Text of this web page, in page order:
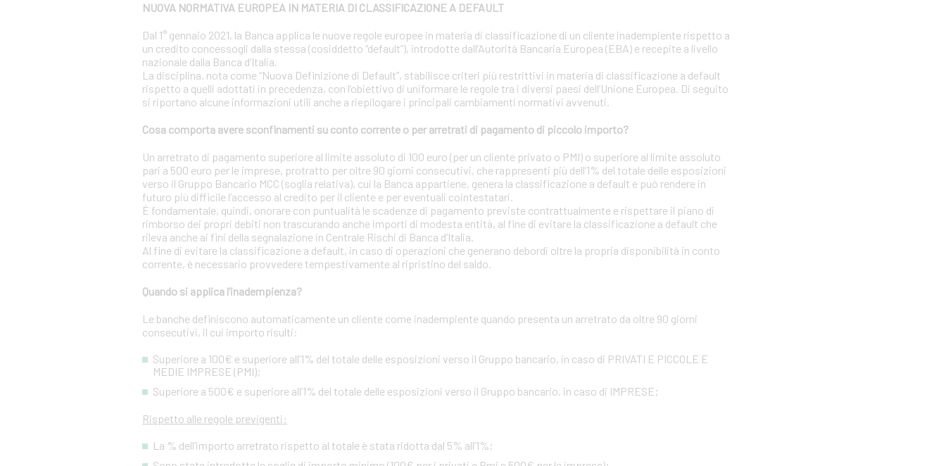
NUOVA NORMATIVA EUROPEA IN MATERIA DI CLASSIFICAZIONE A DEFAULT
Dal 1° gennaio 2021, la Banca applica le nuove regole europee in materia di classificazione di un cliente inadempiente rispetto a
un credito concessogli dalla stessa (cosiddetto “default”), introdotte dall’Autorità Bancaria Europea (EBA) e recepite a livello
nazionale dalla Banca d’Italia.
La disciplina, nota come “Nuova Definizione di Default”, stabilisce criteri più restrittivi in materia di classificazione a default
rispetto a quelli adottati in precedenza, con l’obiettivo di uniformare le regole tra i diversi paesi dell’Unione Europea. Di seguito
si riportano alcune informazioni utili anche a riepilogare i principali cambiamenti normativi avvenuti.
Cosa comporta avere sconfinamenti su conto corrente o per arretrati di pagamento di piccolo importo?
Un arretrato di pagamento superiore al limite assoluto di 100 euro (per un cliente privato o PMI) o superiore al limite assoluto
pari a 500 euro per le imprese, protratto per oltre 90 giorni consecutivi, che rappresenti più dell’1% del totale delle esposizioni
verso il Gruppo Bancario MCC (soglia relativa), cui la Banca appartiene, genera la classificazione a default e può rendere in
futuro più difficile l’accesso al credito per il cliente e per eventuali cointestatari.
È fondamentale, quindi, onorare con puntualità le scadenze di pagamento previste contrattualmente e rispettare il piano di
rimborso dei propri debiti non trascurando anche importi di modesta entità, al fine di evitare la classificazione a default che
rileva anche ai fini della segnalazione in Centrale Rischi di Banca d’Italia.
Al fine di evitare la classificazione a default, in caso di operazioni che generano debordi oltre la propria disponibilità in conto
corrente, è necessario provvedere tempestivamente al ripristino del saldo.
Quando si applica l’inadempienza?
Le banche definiscono automaticamente un cliente come inadempiente quando presenta un arretrato da oltre 90 giorni
consecutivi, il cui importo risulti:
Superiore a 100€ e superiore all’1% del totale delle esposizioni verso il Gruppo bancario, in caso di PRIVATI E PICCOLE E
MEDIE IMPRESE (PMI);
Superiore a 500€ e superiore all’1% del totale delle esposizioni verso il Gruppo bancario, in caso di IMPRESE;
Rispetto alle regole previgenti:
La % dell’importo arretrato rispetto al totale è stata ridotta dal 5% all’1%;